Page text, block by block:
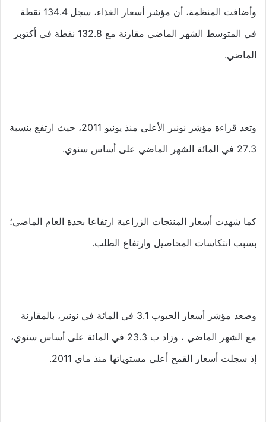
وأضافت المنظمة، أن مؤشر أسعار الغذاء، سجل 134.4 نقطة
في المتوسط الشهر الماضي مقارنة مع 132.8 نقطة في أكتوبر
الماضي.
وتعد قراءة مؤشر نونبر الأعلى منذ يونيو 2011، حيث ارتفع بنسبة
27.3 في المائة الشهر الماضي على أساس سنوي.
كما شهدت أسعار المنتجات الزراعية ارتفاعا بحدة العام الماضي؛
بسبب انتكاسات المحاصيل وارتفاع الطلب.
وصعد مؤشر أسعار الحبوب 3.1 في المائة في نونبر، بالمقارنة
مع الشهر الماضي ، وزاد ب 23.3 في المائة على أساس سنوي،
إذ سجلت أسعار القمح أعلى مستوياتها منذ ماي 2011.